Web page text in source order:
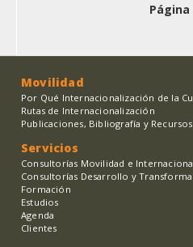
Página
Movilidad
Por Qué Internacionalización de la
Rutas de Internacionalización
Publicaciones, Bibliografía y Recursos
Servicios
Consultorías Movilidad e
Consultorías Desarrollo y
Formación
Estudios
Agenda
Clientes